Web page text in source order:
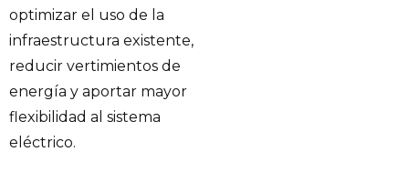
optimizar el uso de la
infraestructura existente,
reducir vertimientos de
energía y aportar mayor
flexibilidad al sistema
eléctrico.